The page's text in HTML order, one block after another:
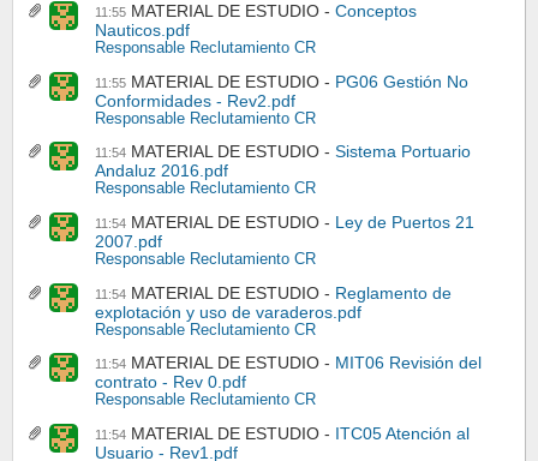
11:55 MATERIAL DE ESTUDIO
Conceptos
Nauticos.pdf
Responsable Reclutamiento CR
11:55 MATERIAL DE ESTUDIO
PG06 Gestión No
Conformidades - Rev2.pdf
Responsable Reclutamiento CR
11:54 MATERIAL DE ESTUDIO
Sistema Portuario
Andaluz 2016.pdf
Responsable Reclutamiento CR
11:54 MATERIAL DE ESTUDIO
Ley de Puertos 21
2007.pdf
Responsable Reclutamiento CR
11:54 MATERIAL DE ESTUDIO
Reglamento de
explotación y uso de varaderos.pdf
Responsable Reclutamiento CR
11:54 MATERIAL DE ESTUDIO
MIT06 Revisión del
contrato - Rev 0.pdf
Responsable Reclutamiento CR
11:54 MATERIAL DE ESTUDIO
ITC05 Atención al
Usuario - Rev1.pdf